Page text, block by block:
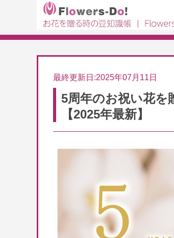
最終更新日:2025年07月11日
5周年のお祝い花を
【2025年最新】